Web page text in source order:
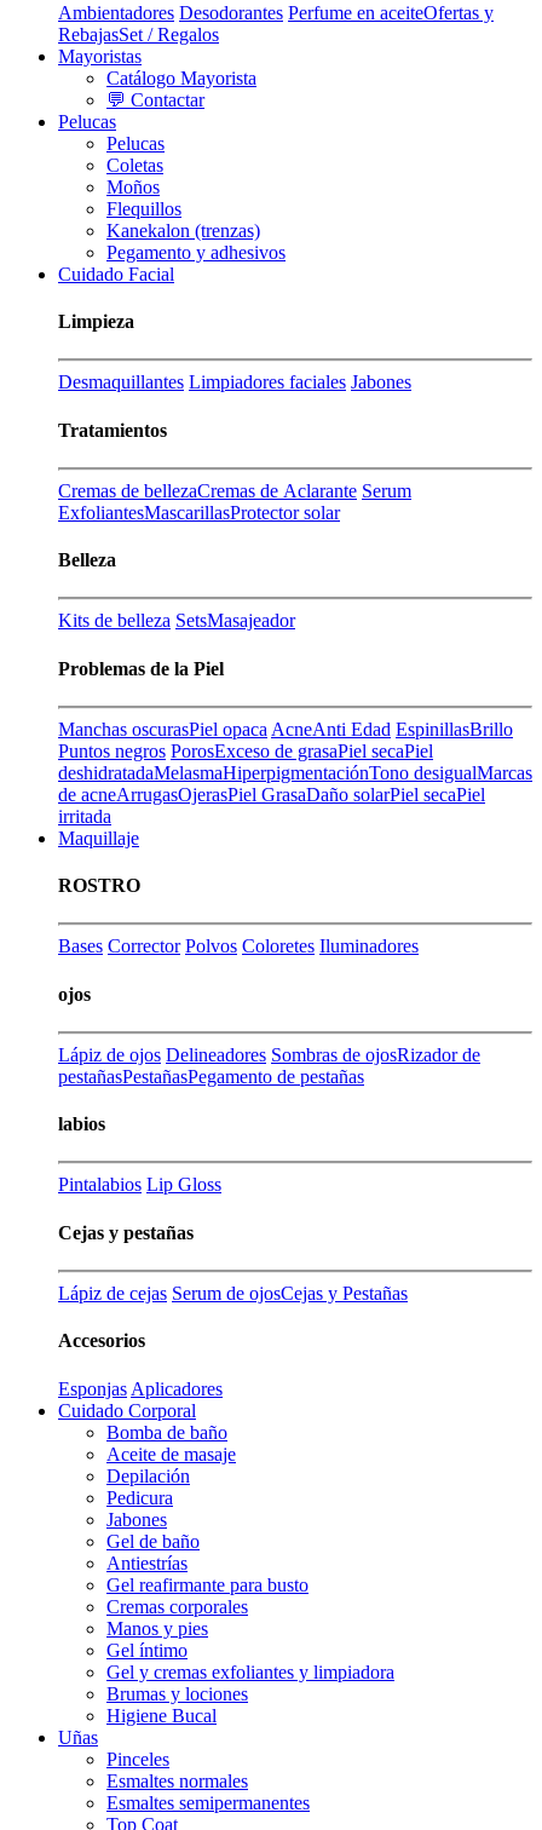
Ambientadores Desodorantes Perfume en aceiteOfertas y
RebajasSet / Regalos
Mayoristas
Catálogo Mayorista
💬 Contactar
Pelucas
Pelucas
Coletas
Moños
Flequillos
Kanekalon (trenzas)
Pegamento y adhesivos
Cuidado Facial
Limpieza
Desmaquillantes Limpiadores faciales Jabones
Tratamientos
Cremas de bellezaCremas de Aclarante Serum
ExfoliantesMascarillasProtector solar
Belleza
Kits de belleza SetsMasajeador
Problemas de la Piel
Manchas oscurasPiel opaca AcneAnti Edad EspinillasBrillo
Puntos negros PorosExceso de grasaPiel secaPiel
deshidratadaMelasmaHiperpigmentaciónTono desigualMarcas
de acneArrugasOjerasPiel GrasaDaño solarPiel secaPiel
irritada
Maquillaje
ROSTRO
Bases Corrector Polvos Coloretes Iluminadores
ojos
Lápiz de ojos Delineadores Sombras de ojosRizador de
pestañasPestañasPegamento de pestañas
labios
Pintalabios Lip Gloss
Cejas y pestañas
Lápiz de cejas Serum de ojosCejas y Pestañas
Accesorios
Esponjas Aplicadores
Cuidado Corporal
Bomba de baño
Aceite de masaje
Depilación
Pedicura
Jabones
Gel de baño
Antiestrías
Gel reafirmante para busto
Cremas corporales
Manos y pies
Gel íntimo
Gel y cremas exfoliantes y limpiadora
Brumas y lociones
Higiene Bucal
Uñas
Pinceles
Esmaltes normales
Esmaltes semipermanentes
Top Coat